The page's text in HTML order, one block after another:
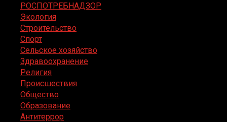
РОСПОТРЕБНАДЗОР
Экология
Строительство
Спорт
Сельское хозяйство
Здравоохранение
Религия
Происшествия
Общество
Образование
Антитеррор